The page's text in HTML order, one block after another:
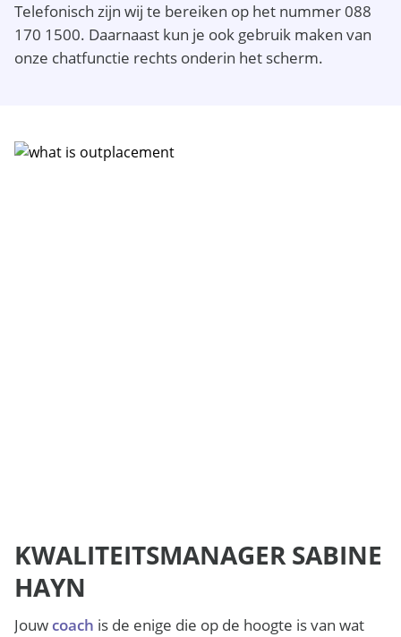
Telefonisch zijn wij te bereiken op het nummer 088
170 1500. Daarnaast kun je ook gebruik maken van
onze chatfunctie rechts onderin het scherm.
KWALITEITSMANAGER SABINE
HAYN
Jouw coach is de enige die op de hoogte is van wat